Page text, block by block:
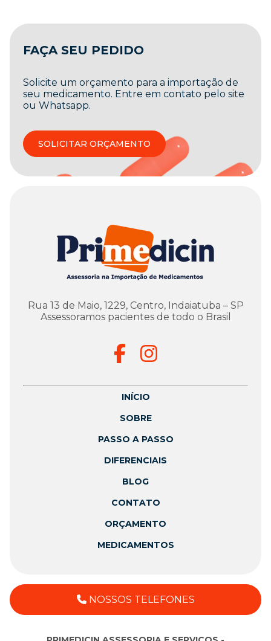
FAÇA SEU PEDIDO
Solicite um orçamento para a importação de
seu medicamento. Entre em contato pelo site
ou Whatsapp.
SOLICITAR ORÇAMENTO
Rua 13 de Maio, 1229, Centro, Indaiatuba – SP
Assessoramos pacientes de todo o Brasil
INÍCIO
SOBRE
PASSO A PASSO
DIFERENCIAIS
BLOG
CONTATO
ORÇAMENTO
MEDICAMENTOS
NOSSOS TELEFONES